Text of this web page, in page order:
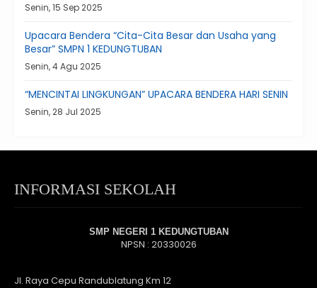
Senin, 15 Sep 2025
Upacara Bendera “Cita-Cita Besar dan Usaha yang
Besar” SMPN 1 KEDUNGTUBAN
Senin, 4 Agu 2025
“MENCINTAI LINGKUNGAN” UPACARA BENDERA HARI SENIN
Senin, 28 Jul 2025
INFORMASI SEKOLAH
SMP NEGERI 1 KEDUNGTUBAN
NPSN : 20330026
Jl. Raya Cepu Randublatung Km 12